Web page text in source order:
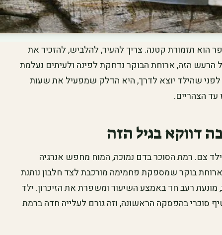
הוא תזמורת קטנה. צריך להעיר, להלביש, להזכיר את
הרעש הזה, ארוחת הבוקר נדחקת לפינה ולעיתים נעלמת
לפני שהילד יוצא לדרך, היא הדלק שמפעיל את שעות
עד הצהריים.
דווקא בגיל הזה
צם. רמת הסוכר בדם נמוכה, המוח מחפש אנרגיה
בוקר שמספקת פחמימה מורכבת לצד חלבון נותנת
רעב חד באמצע השיעור ומשפרת את הזיכרון. ילד
סוכרי בהפסקה הראשונה, וזה גורם לעלייה חדה ברמת